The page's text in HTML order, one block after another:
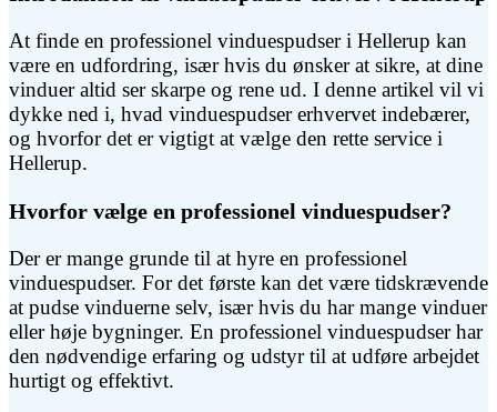
At finde en professionel vinduespudser i Hellerup kan
være en udfordring, især hvis du ønsker at sikre, at dine
vinduer altid ser skarpe og rene ud. I denne artikel vil vi
dykke ned i, hvad vinduespudser erhvervet indebærer,
og hvorfor det er vigtigt at vælge den rette service i
Hellerup.
Hvorfor vælge en professionel vinduespudser?
Der er mange grunde til at hyre en professionel
vinduespudser. For det første kan det være tidskrævende
at pudse vinduerne selv, især hvis du har mange vinduer
eller høje bygninger. En professionel vinduespudser har
den nødvendige erfaring og udstyr til at udføre arbejdet
hurtigt og effektivt.